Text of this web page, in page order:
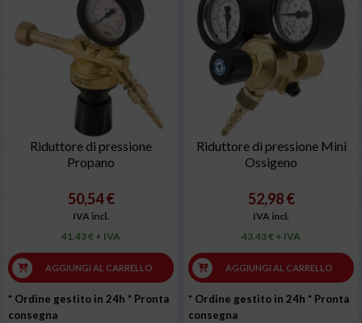
Riduttore di pressione
Propano
50,54 €
IVA incl.
41,43 € + IVA
AGGIUNGI AL CARRELLO
* Ordine gestito in 24h * Pronta
consegna
Riduttore di pressione Mini
Ossigeno
52,98 €
IVA incl.
43,43 € + IVA
AGGIUNGI AL CARRELLO
* Ordine gestito in 24h * Pronta
consegna